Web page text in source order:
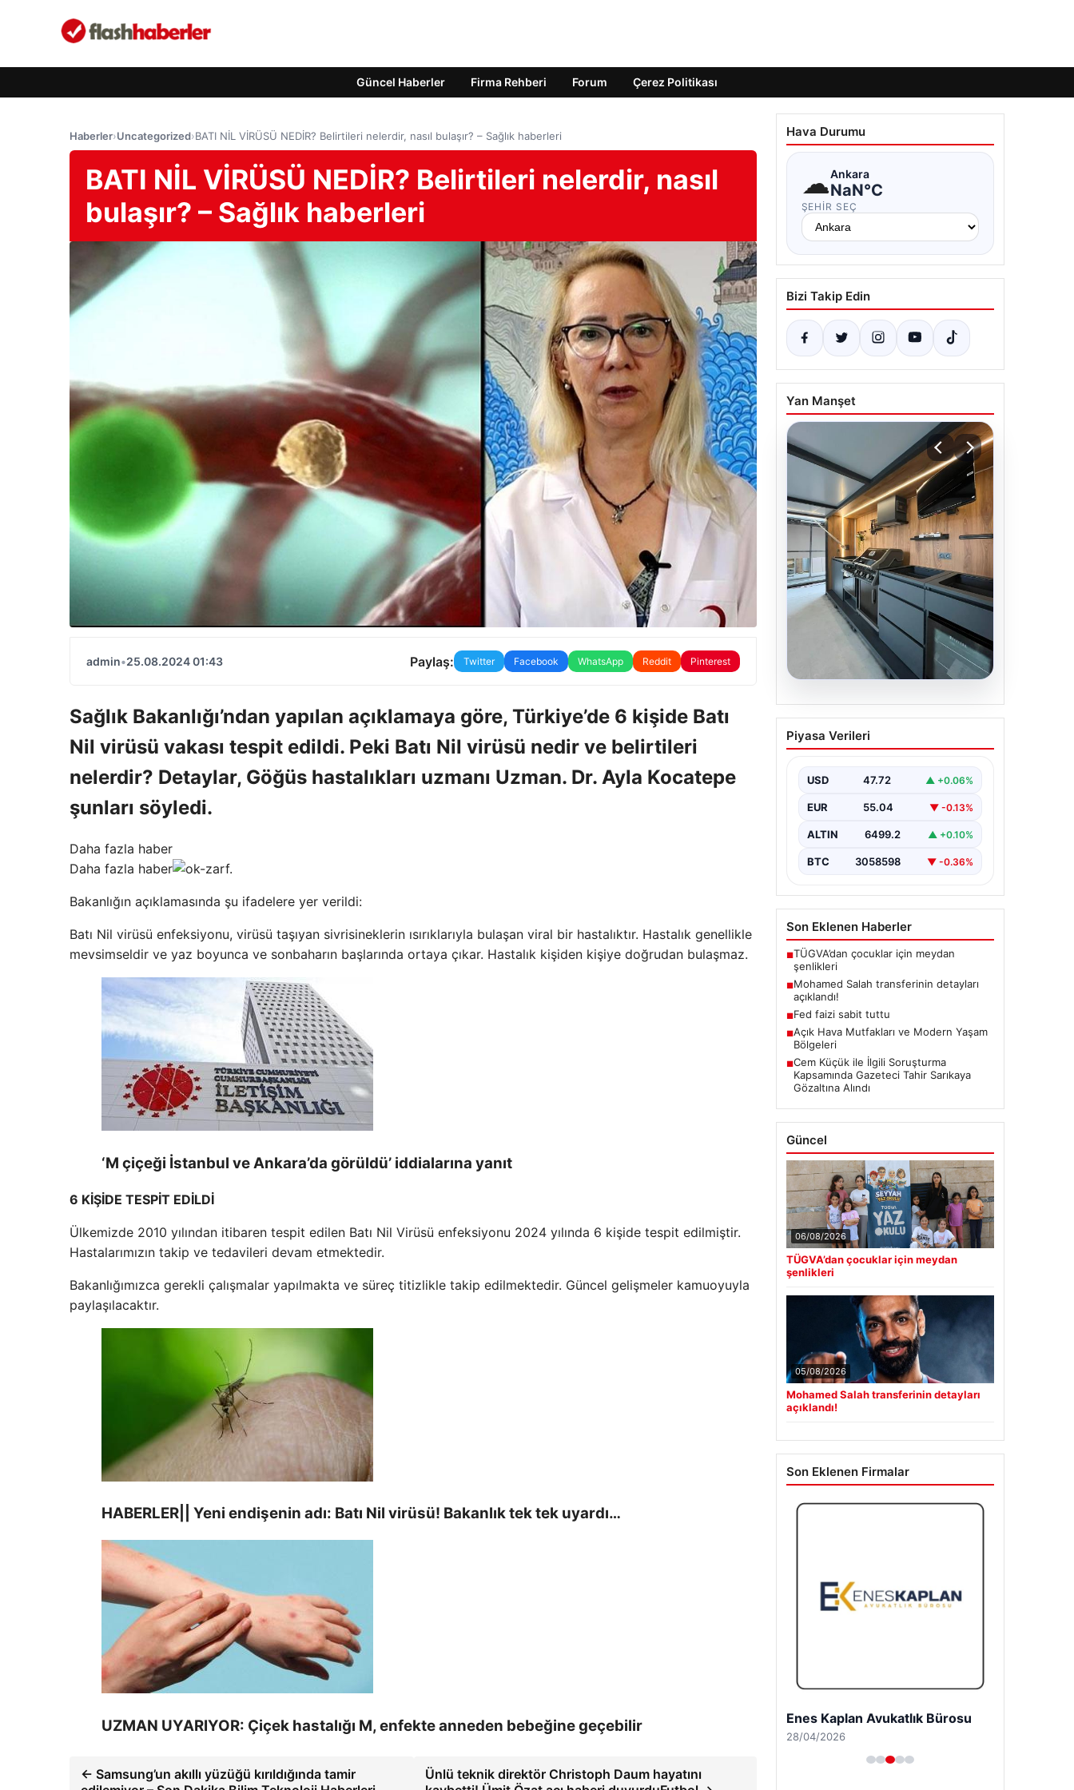
Güncel Haberler Firma Rehberi Forum Çerez Politikası
Haberler›Uncategorized›BATI NİL VİRÜSÜ NEDİR? Belirtileri nelerdir, nasıl bulaşır? – Sağlık haberleri
BATI NİL VİRÜSÜ NEDİR? Belirtileri nelerdir, nasıl
bulaşır? – Sağlık haberleri
admin•25.08.2024 01:43 Paylaş: Twitter Facebook WhatsApp Reddit Pinterest
Sağlık Bakanlığı’ndan yapılan açıklamaya göre, Türkiye’de 6 kişide Batı
Nil virüsü vakası tespit edildi. Peki Batı Nil virüsü nedir ve belirtileri
nelerdir? Detaylar, Göğüs hastalıkları uzmanı Uzman. Dr. Ayla Kocatepe
şunları söyledi.
Daha fazla haber
Daha fazla haber
Bakanlığın açıklamasında şu ifadelere yer verildi:
Batı Nil virüsü enfeksiyonu, virüsü taşıyan sivrisineklerin ısırıklarıyla bulaşan viral bir hastalıktır. Hastalık genellikle
mevsimseldir ve yaz boyunca ve sonbaharın başlarında ortaya çıkar. Hastalık kişiden kişiye doğrudan bulaşmaz.
‘M çiçeği İstanbul ve Ankara’da görüldü’ iddialarına yanıt
6 KİŞİDE TESPİT EDİLDİ
Ülkemizde 2010 yılından itibaren tespit edilen Batı Nil Virüsü enfeksiyonu 2024 yılında 6 kişide tespit edilmiştir.
Hastalarımızın takip ve tedavileri devam etmektedir.
Bakanlığımızca gerekli çalışmalar yapılmakta ve süreç titizlikle takip edilmektedir. Güncel gelişmeler kamuoyuyla
paylaşılacaktır.
HABERLER|| Yeni endişenin adı: Batı Nil virüsü! Bakanlık tek tek uyardı…
UZMAN UYARIYOR: Çiçek hastalığı M, enfekte anneden bebeğine geçebilir
← Samsung’un akıllı yüzüğü kırıldığında tamir
Ünlü teknik direktör Christoph Daum hayatını
Hava Durumu
☁Ankara
NaN°C
ŞEHIR SEÇ
Bizi Takip Edin
Yan Manşet
04.08.2026
Açık Hava Mutfakları ve
Modern Yaşam Bölgeleri
büyük bir dönüşüm
sürdürmektedir. Özellikle özel
evlerde bulunan kullanıcılar,
bahçe…
Piyasa Verileri
USD 47.72 ▲ +0.06%
EUR 55.04 ▼ -0.13%
ALTIN 6499.2 ▲ +0.10%
BTC 3058598 ▼ -0.36%
Son Eklenen Haberler
■TÜGVA’dan çocuklar için meydan
şenlikleri
■Mohamed Salah transferinin detayları
açıklandı!
■Fed faizi sabit tuttu
■Açık Hava Mutfakları ve Modern Yaşam
Bölgeleri
■Cem Küçük ile İlgili Soruşturma
Kapsamında Gazeteci Tahir Sarıkaya
Gözaltına Alındı
Güncel
06/08/2026
TÜGVA’dan çocuklar için meydan
şenlikleri
05/08/2026
Mohamed Salah transferinin detayları
açıklandı!
Son Eklenen Firmalar
Enes Kaplan Avukatlık Bürosu
28/04/2026